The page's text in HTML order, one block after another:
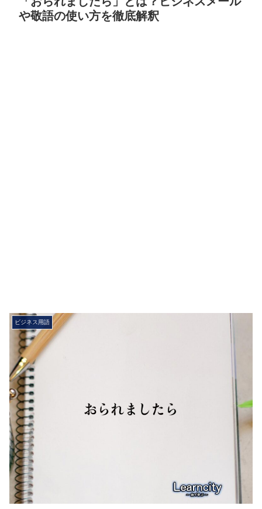
や敬語の使い方を徹底解釈
ビジネス用語